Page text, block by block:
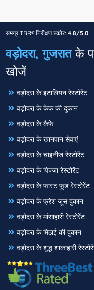
समग्र TBR® निरीक्षण स्कोर: 4.8/5.0
वड़ोदरा, गुजरातके
खोजें
वड़ोदरा के इटालियन रेस्टोरेंट
वड़ोदरा के केक की दुकान
वड़ोदरा के कैफे
वड़ोदरा के खानपान सेवाएं
वड़ोदरा के चाइनीज रेस्टोरेंट
वड़ोदरा के पिज्जा रेस्टोरेंट
वड़ोदरा के फास्ट फूड रेस्टोरेंट
वड़ोदरा के फ्रेश जूस दुकान
वड़ोदरा के मांसाहारी रेस्टोरेंट
वड़ोदरा के मिठाई की दुकान
वड़ोदरा के शुद्ध शाकाहारी